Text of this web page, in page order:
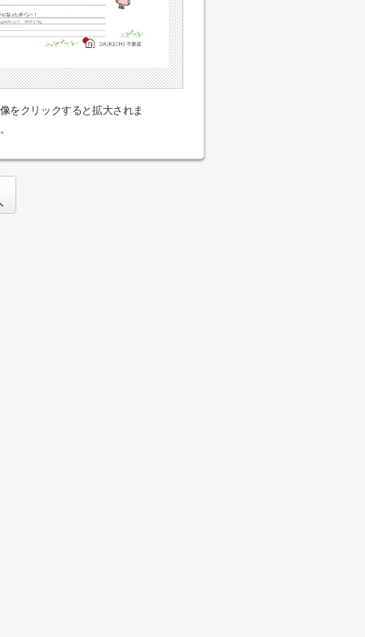
をクリックすると拡大されま